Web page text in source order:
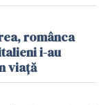
românca
i-au
viață